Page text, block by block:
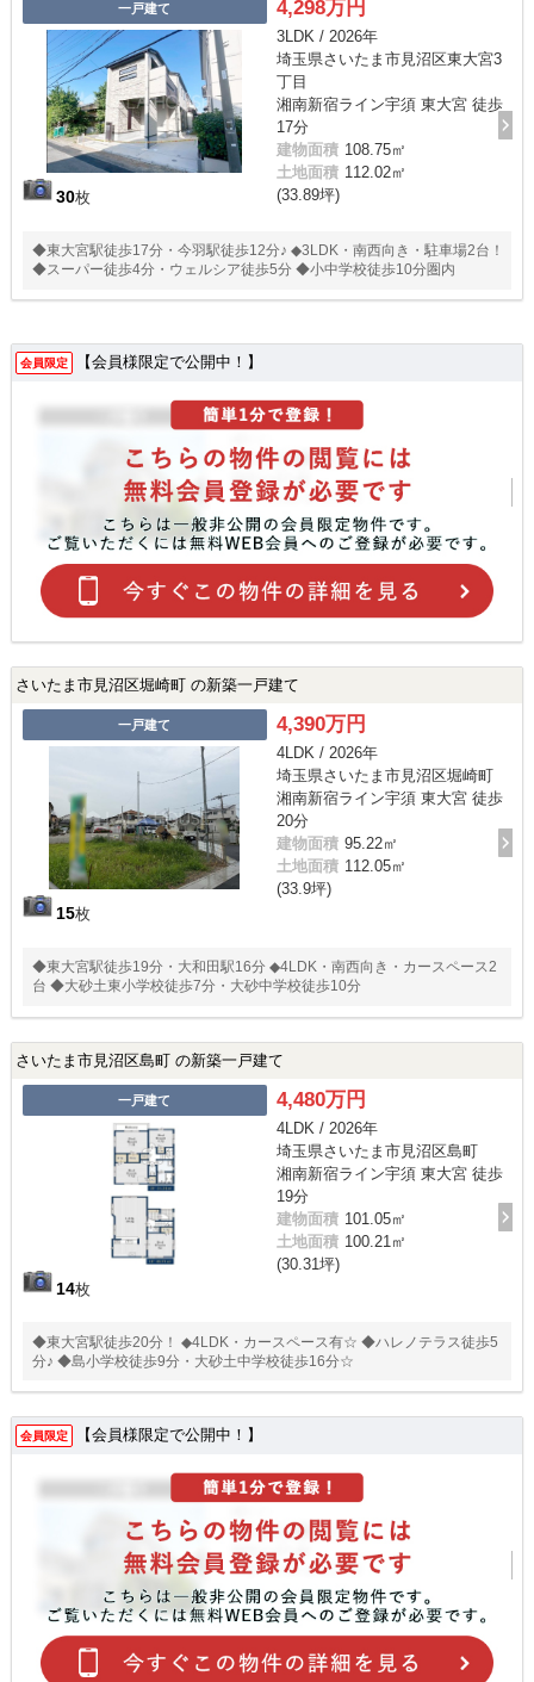
一戸建て
30枚
4,298万円
3LDK / 2026年
埼玉県さいたま市見沼区東大宮3
丁目
湘南新宿ライン宇須 東大宮 徒歩
17分
建物面積 108.75㎡
土地面積 112.02㎡
(33.89坪)
◆東大宮駅徒歩17分・今羽駅徒歩12分♪ ◆3LDK・南西向き・駐車場2台！
◆スーパー徒歩4分・ウェルシア徒歩5分 ◆小中学校徒歩10分圏内
会員限定 【会員様限定で公開中！】
さいたま市見沼区堀崎町 の新築一戸建て
一戸建て
15枚
4,390万円
4LDK / 2026年
埼玉県さいたま市見沼区堀崎町
湘南新宿ライン宇須 東大宮 徒歩
20分
建物面積 95.22㎡
土地面積 112.05㎡
(33.9坪)
◆東大宮駅徒歩19分・大和田駅16分 ◆4LDK・南西向き・カースペース2
台 ◆大砂土東小学校徒歩7分・大砂中学校徒歩10分
さいたま市見沼区島町 の新築一戸建て
一戸建て
14枚
4,480万円
4LDK / 2026年
埼玉県さいたま市見沼区島町
湘南新宿ライン宇須 東大宮 徒歩
19分
建物面積 101.05㎡
土地面積 100.21㎡
(30.31坪)
◆東大宮駅徒歩20分！ ◆4LDK・カースペース有☆ ◆ハレノテラス徒歩5
分♪ ◆島小学校徒歩9分・大砂土中学校徒歩16分☆
会員限定 【会員様限定で公開中！】